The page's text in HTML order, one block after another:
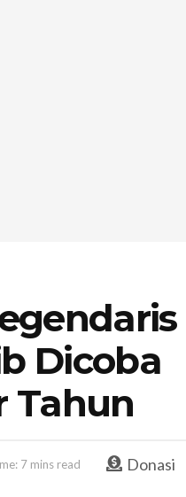
Dicoba
Tahun
7 mins read Donasi